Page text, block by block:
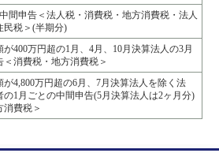
間申告＜法人税・消費税・地方消費税・法人
民税＞(半期分)
400万円超の1月、4月、10月決算法人の3月
＜消費税・地方消費税＞
4,800万円超の6月、7月決算法人を除く法
の1月ごとの中間申告(5月決算法人は2ヶ月分)
消費税＞